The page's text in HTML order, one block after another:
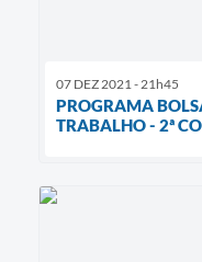
07 DEZ 2021 - 21h45
PROGRAMA
TRABALHO - 2ª